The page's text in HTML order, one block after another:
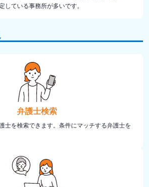
している事務所が多いです。
弁護士検索
士を検索できます。条件にマッチする弁護士を